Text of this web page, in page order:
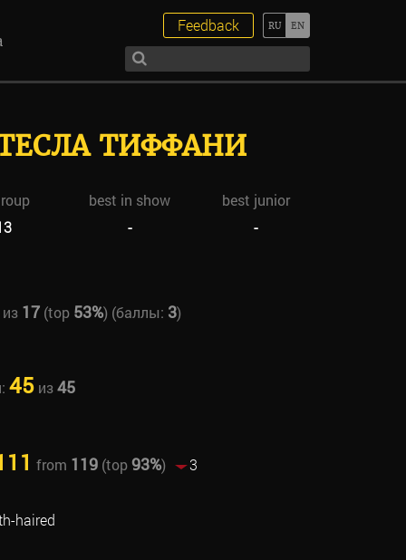
Feedback
ТИФФАНИ
best in show
best junior
- -
17(top 53%) (баллы: 3)
45из45
from 119(top93%) 3
haired